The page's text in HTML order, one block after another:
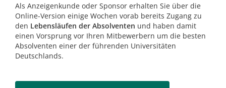
Als Anzeigenkunde oder Sponsor erhalten Sie über die
Online-Version einige Wochen vorab bereits Zugang zu
den Lebensläufen der Absolventen und haben damit
einen Vorsprung vor Ihren Mitbewerbern um die besten
Absolventen einer der führenden Universitäten
Deutschlands.